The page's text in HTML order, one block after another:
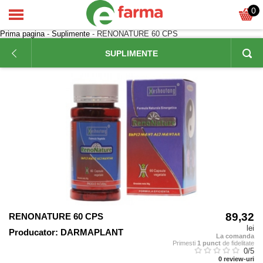
0
Prima pagina- Suplimente - RENONATURE 60 CPS
SUPLIMENTE
RENONATURE 60 CPS
Producator: DARMAPLANT
89,32
lei
La comanda
Primesti 1 punct de fidelitate
0/5
0 review-uri